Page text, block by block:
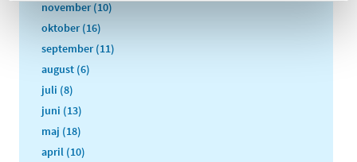
november (10)
oktober (16)
september (11)
august (6)
juli (8)
juni (13)
maj (18)
april (10)